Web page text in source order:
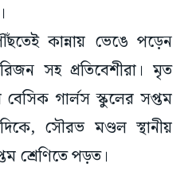
কান্নায় ভেঙে পড়েন
সহ প্রতিবেশীরা। মৃত
গার্লস স্কুলের সপ্তম
সৌরভ মণ্ডল স্থানীয়
শ্রেণিতে পড়ত।